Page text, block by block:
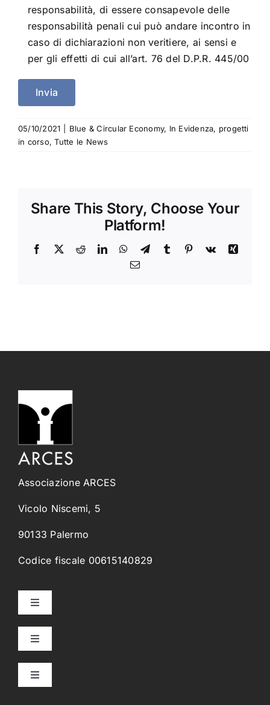
responsabilità, di essere consapevole delle
responsabilità penali cui può andare incontro in
caso di dichiarazioni non veritiere, ai sensi e
per gli effetti di cui all’art. 76 del D.P.R. 445/00
05/10/2021 Blue & Circular Economy, In Evidenza, progetti
in corso,Tutte le News
Share This Story, Choose Your
Platform!
Facebook
X RedditLinkedInWhatsApp
TelegramTumblr Pinterest
Vk
Xing
Email
Associazione ARCES
Vicolo Niscemi, 5
90133 Palermo
Codice fiscale 00615140829
Toggle
Home
Chi Siamo
Toggle
Collegi Universitari
Toggle